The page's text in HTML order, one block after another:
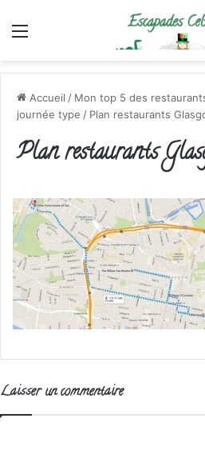
Menu
Accueil / Mon top 5 des
journée type / Plan restaurants
Plan restaurants
Laisser un commentaire